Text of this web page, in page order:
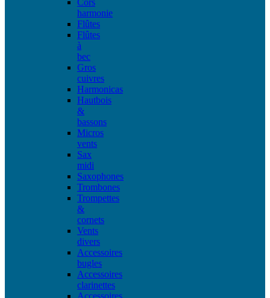
harmonie
Flûtes
Flûtes
à
bec
Gros
cuivres
Harmonicas
Hautbois
&
bassons
Micros
vents
Sax
midi
Saxophones
Trombones
Trompettes
&
cornets
Vents
divers
Accessoires
bugles
Accessoires
clarinettes
Accessoires